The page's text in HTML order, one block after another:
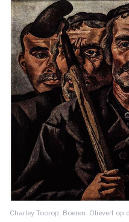
Charley Toorop, Boeren. Olieverf